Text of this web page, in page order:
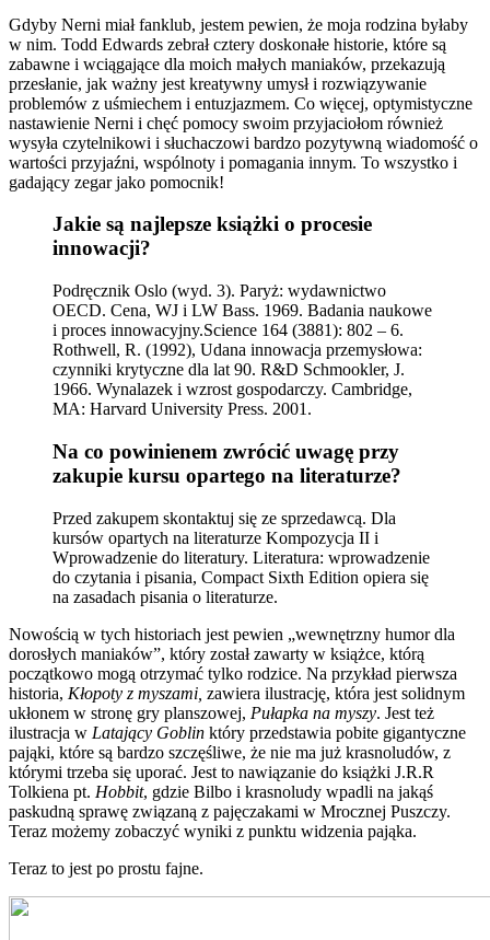
Gdyby Nerni miał fanklub, jestem pewien, że moja rodzina byłaby
w nim. Todd Edwards zebrał cztery doskonałe historie, które są
zabawne i wciągające dla moich małych maniaków, przekazują
przesłanie, jak ważny jest kreatywny umysł i rozwiązywanie
problemów z uśmiechem i entuzjazmem. Co więcej, optymistyczne
nastawienie Nerni i chęć pomocy swoim przyjaciołom również
wysyła czytelnikowi i słuchaczowi bardzo pozytywną wiadomość o
wartości przyjaźni, wspólnoty i pomagania innym. To wszystko i
gadający zegar jako pomocnik!
Jakie są najlepsze książki o procesie
innowacji?
Podręcznik Oslo (wyd. 3). Paryż: wydawnictwo
OECD. Cena, WJ i LW Bass. 1969. Badania naukowe
i proces innowacyjny.Science 164 (3881): 802 – 6.
Rothwell, R. (1992), Udana innowacja przemysłowa:
czynniki krytyczne dla lat 90. R&D Schmookler, J.
1966. Wynalazek i wzrost gospodarczy. Cambridge,
MA: Harvard University Press. 2001.
Na co powinienem zwrócić uwagę przy
zakupie kursu opartego na literaturze?
Przed zakupem skontaktuj się ze sprzedawcą. Dla
kursów opartych na literaturze Kompozycja II i
Wprowadzenie do literatury. Literatura: wprowadzenie
do czytania i pisania, Compact Sixth Edition opiera się
na zasadach pisania o literaturze.
Nowością w tych historiach jest pewien „wewnętrzny humor dla
dorosłych maniaków”, który został zawarty w książce, którą
początkowo mogą otrzymać tylko rodzice. Na przykład pierwsza
historia, Kłopoty z myszami, zawiera ilustrację, która jest solidnym
ukłonem w stronę gry planszowej, Pułapka na myszy. Jest też
ilustracja w Latający Goblin który przedstawia pobite gigantyczne
pająki, które są bardzo szczęśliwe, że nie ma już krasnoludów, z
którymi trzeba się uporać. Jest to nawiązanie do książki J.R.R
Tolkiena pt. Hobbit, gdzie Bilbo i krasnoludy wpadli na jakąś
paskudną sprawę związaną z pajęczakami w Mrocznej Puszczy.
Teraz możemy zobaczyć wyniki z punktu widzenia pająka.
Teraz to jest po prostu fajne.